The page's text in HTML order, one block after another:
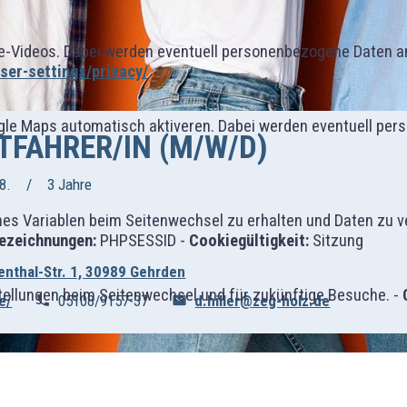
Videos. Dabei werden eventuell personenbezogene Daten
settings/privacy/
Maps automatisch aktiveren. Dabei werden eventuell
Variablen beim Seitenwechsel zu erhalten und Daten zu
PHPSESSID - Cookiegültigkeit: Sitzung
beim Seitenwechsel und für zukünftige Besuche. -
IN (M/W/D)
3 Jahre
Str. 1, 30989 Gehrden
05108/9157-37 d.hiller@zeg-holz.de